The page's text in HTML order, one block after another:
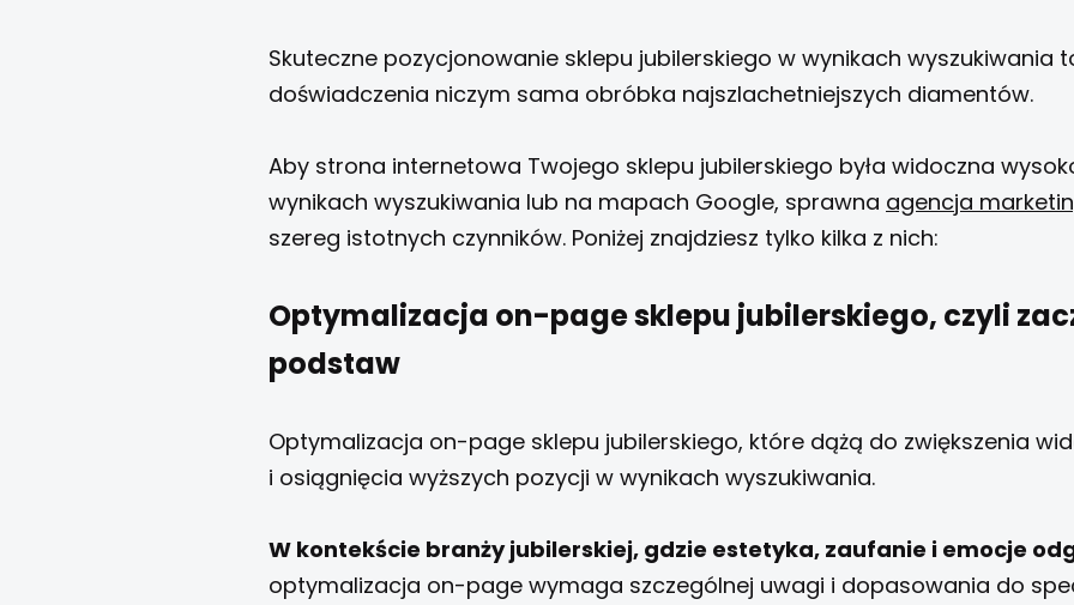
Skuteczne pozycjonowanie sklepu jubilerskiego w wynikach wyszukiwania
doświadczenia niczym sama obróbka najszlachetniejszych diamentów.
Aby strona internetowa Twojego sklepu jubilerskiego była widoczna
wynikach wyszukiwania lub na mapach Google, sprawna agencja
szereg istotnych czynników. Poniżej znajdziesz tylko kilka z nich:
Optymalizacja on-page sklepu jubilerskiego, czyli
podstaw
Optymalizacja on-page sklepu jubilerskiego, które dążą do zwiększenia
i osiągnięcia wyższych pozycji w wynikach wyszukiwania.
W kontekście branży jubilerskiej, gdzie estetyka, zaufanie i emocje
optymalizacja on-page wymaga szczególnej uwagi i dopasowania do